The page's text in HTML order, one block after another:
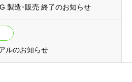
製造･販売 終了のお知らせ
ルのお知らせ